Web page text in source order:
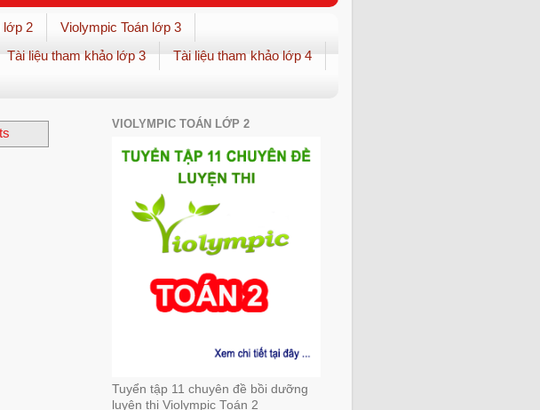
lớp 2
Violympic Toán lớp 3
Tài liệu tham khảo lớp 3
Tài liệu tham khảo lớp 4
VIOLYMPIC TOÁN LỚP 2
Tuyển tập 11 chuyên đề bồi dưỡng
luyện thi Violympic Toán 2